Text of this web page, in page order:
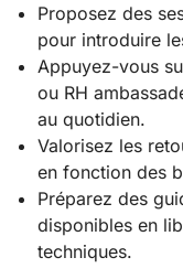
Proposez des
pour introduire
Appuyez-vous
ou RH
au quotidien.
Valorisez les
en fonction des
Préparez des
disponibles en
techniques.